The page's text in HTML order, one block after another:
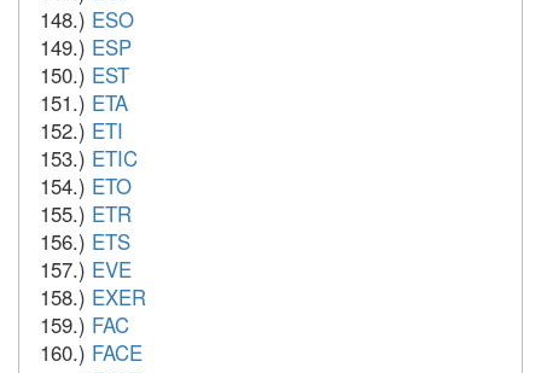
148.) ESO
149.) ESP
150.) EST
151.) ETA
152.) ETI
153.) ETIC
154.) ETO
155.) ETR
156.) ETS
157.) EVE
158.) EXER
159.) FAC
160.) FACE